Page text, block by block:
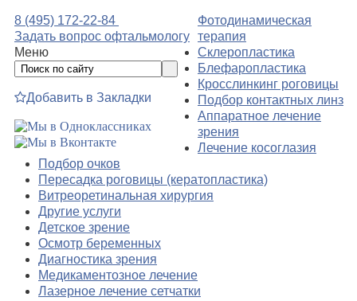
8 (495) 172-22-84
Задать вопрос офтальмологу
Меню
Добавить в Закладки
Фотодинамическая
терапия
Склеропластика
Блефаропластика
Кросслинкинг роговицы
Подбор контактных линз
Аппаратное лечение
зрения
Лечение косоглазия
Подбор очков
Пересадка роговицы (кератопластика)
Витреоретинальная хирургия
Другие услуги
Детское зрение
Осмотр беременных
Диагностика зрения
Медикаментозное лечение
Лазерное лечение сетчатки